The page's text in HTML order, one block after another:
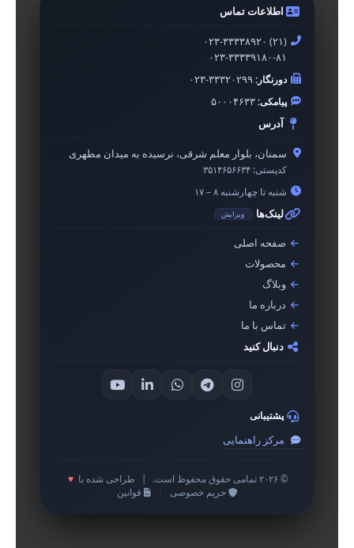
اطلاعات تماس
۰۲۳-۳۳۳۳۸۹۲۰ (۲۱)
۰۲۳-۳۳۳۳۹۱۸۰-۸۱
دورنگار:۰۲۳-۳۳۳۲۰۲۹۹
پیامکی:۵۰۰۰۴۶۳۳
آدرس
سمنان، بلوار معلم شرقی، نرسیده به میدان مطهری
کدپستی: ۳۵۱۴۶۵۶۶۳۴
شنبه تا چهارشنبه ۸ – ۱۷
لینک‌ها ویرایش
صفحه اصلی
محصولات
وبلاگ
درباره ما
تماس با ما
دنبال کنید
پشتیبانی
مرکز راهنمایی
© ۲۰۲۶ تمامی حقوق محفوظ است. طراحی شده با ♥
حریم خصوصی
قوانین